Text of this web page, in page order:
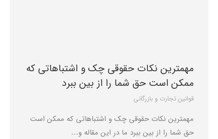
مهمترین نکات حقوقی چک و اشتباهاتی که
ممکن است حق شما را از بین ببرد
قوانین تجارت و بازرگانی
مهمترین نکات حقوقی چک و اشتباهاتی که ممکن است
حق شما را از بین ببرد ما در این مقاله و…